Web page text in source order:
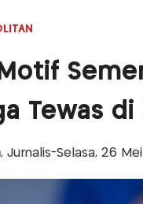
Tewas di
, Jurnalis-Selasa, 26